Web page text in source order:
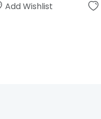
Add Wishlist